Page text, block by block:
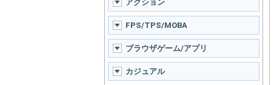
アクション
FPS/TPS/MOBA
ブラウザゲーム/アプリ
カジュアル